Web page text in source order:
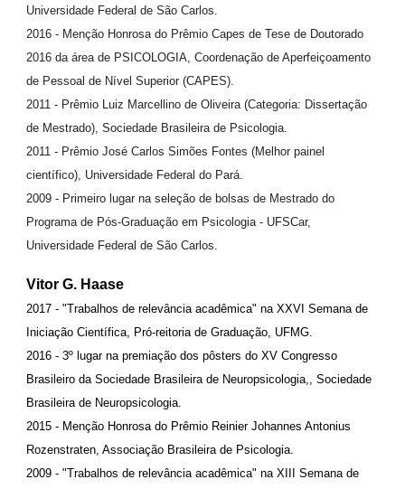
Universidade Federal de São Carlos.
2016 - Menção Honrosa do Prêmio Capes de Tese de Doutorado
2016 da área de PSICOLOGIA, Coordenação de Aperfeiçoamento
de Pessoal de Nível Superior (CAPES).
2011 - Prêmio Luiz Marcellino de Oliveira (Categoria: Dissertação
de Mestrado), Sociedade Brasileira de Psicologia.
2011 - Prêmio José Carlos Simões Fontes (Melhor painel
científico), Universidade Federal do Pará.
2009 - Primeiro lugar na seleção de bolsas de Mestrado do
Programa de Pós-Graduação em Psicologia - UFSCar,
Universidade Federal de São Carlos.
Vitor G. Haase
2017 - "Trabalhos de relevância acadêmica" na XXVI Semana de
Iniciação Científica, Pró-reitoria de Graduação, UFMG.
2016 - 3º lugar na premiação dos pôsters do XV Congresso
Brasileiro da Sociedade Brasileira de Neuropsicologia,, Sociedade
Brasileira de Neuropsicologia.
2015 - Menção Honrosa do Prêmio Reinier Johannes Antonius
Rozenstraten, Associação Brasileira de Psicologia.
2009 - "Trabalhos de relevância acadêmica" na XIII Semana de